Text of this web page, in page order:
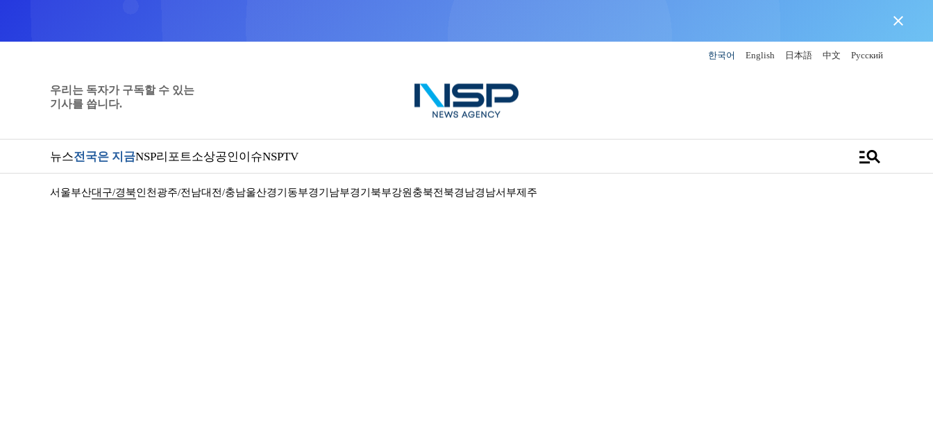
close
한국어 English 日本語 中文 Русский
우리는 독자가 구독할 수 있는
기사를 씁니다.
뉴스전국은 지금NSP리포트소상공인이슈NSPTV manage_search
서울부산대구/경북인천 광주/전남대전/충남울산경기동부경기남부경기북부강원 충북전북경남경남서부제주